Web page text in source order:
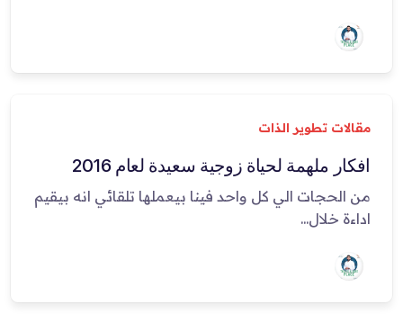
مقالات تطوير الذات
افكار ملهمة لحياة زوجية سعيدة لعام 2016
من الحجات الي كل واحد فينا بيعملها تلقائي انه بيقيم
اداءة خلال...